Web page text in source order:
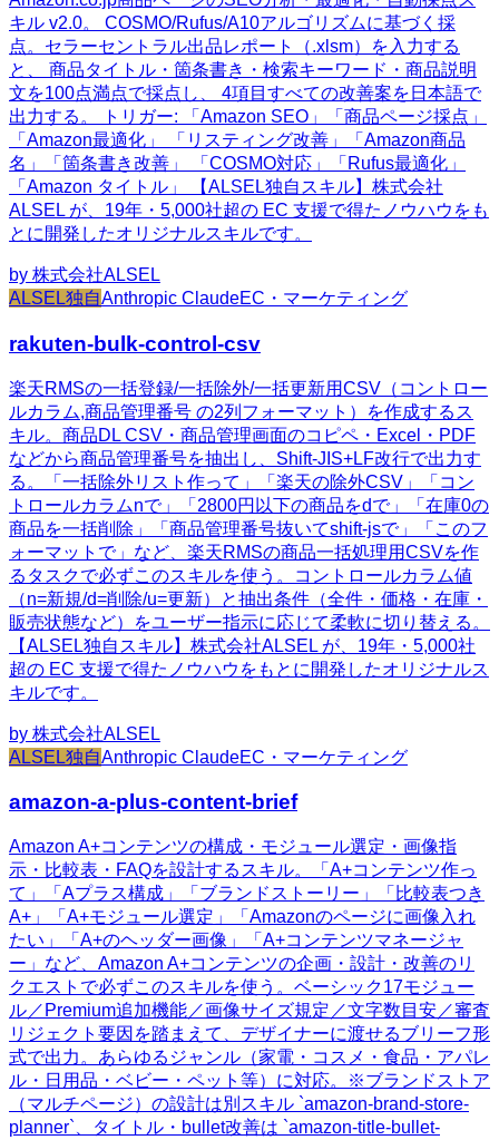
キル v2.0。 COSMO/Rufus/A10アルゴリズムに基づく採
点。セラーセントラル出品レポート（.xlsm）を入力する
と、 商品タイトル・箇条書き・検索キーワード・商品説明
文を100点満点で採点し、 4項目すべての改善案を日本語で
出力する。 トリガー: 「Amazon SEO」「商品ページ採点」
「Amazon最適化」 「リスティング改善」「Amazon商品
名」「箇条書き改善」 「COSMO対応」「Rufus最適化」
「Amazon タイトル」 【ALSEL独自スキル】株式会社
ALSEL が、19年・5,000社超の EC 支援で得たノウハウをも
とに開発したオリジナルスキルです。
by 株式会社ALSEL
ALSEL独自Anthropic ClaudeEC・マーケティング
rakuten-bulk-control-csv
楽天RMSの一括登録/一括除外/一括更新用CSV（コントロー
ルカラム,商品管理番号 の2列フォーマット）を作成するス
キル。商品DL CSV・商品管理画面のコピペ・Excel・PDF
などから商品管理番号を抽出し、Shift-JIS+LF改行で出力す
る。「一括除外リスト作って」「楽天の除外CSV」「コン
トロールカラムnで」「2800円以下の商品をdで」「在庫0の
商品を一括削除」「商品管理番号抜いてshift-jsで」「このフ
ォーマットで」など、楽天RMSの商品一括処理用CSVを作
るタスクで必ずこのスキルを使う。コントロールカラム値
（n=新規/d=削除/u=更新）と抽出条件（全件・価格・在庫・
販売状態など）をユーザー指示に応じて柔軟に切り替える。
【ALSEL独自スキル】株式会社ALSEL が、19年・5,000社
超の EC 支援で得たノウハウをもとに開発したオリジナルス
キルです。
by 株式会社ALSEL
ALSEL独自Anthropic ClaudeEC・マーケティング
amazon-a-plus-content-brief
Amazon A+コンテンツの構成・モジュール選定・画像指
示・比較表・FAQを設計するスキル。「A+コンテンツ作っ
て」「Aプラス構成」「ブランドストーリー」「比較表つき
A+」「A+モジュール選定」「Amazonのページに画像入れ
たい」「A+のヘッダー画像」「A+コンテンツマネージャ
ー」など、Amazon A+コンテンツの企画・設計・改善のリ
クエストで必ずこのスキルを使う。ベーシック17モジュー
ル／Premium追加機能／画像サイズ規定／文字数目安／審査
リジェクト要因を踏まえて、デザイナーに渡せるブリーフ形
式で出力。あらゆるジャンル（家電・コスメ・食品・アパレ
ル・日用品・ベビー・ペット等）に対応。※ブランドストア
（マルチページ）の設計は別スキル `amazon-brand-store-
planner`、タイトル・bullet改善は `amazon-title-bullet-